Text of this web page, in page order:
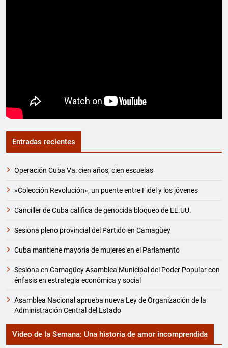
Entradas recientes
Operación Cuba Va: cien años, cien escuelas
«Colección Revolución», un puente entre Fidel y los jóvenes
Canciller de Cuba califica de genocida bloqueo de EE.UU.
Sesiona pleno provincial del Partido en Camagüey
Cuba mantiene mayoría de mujeres en el Parlamento
Sesiona en Camagüey Asamblea Municipal del Poder Popular con
énfasis en estrategia económica y social
Asamblea Nacional aprueba nueva Ley de Organización de la
Administración Central del Estado
Video de la Semana: Una historia de amor incomprendida